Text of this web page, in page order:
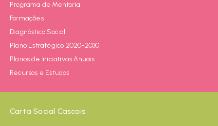
Programa de Mentoria
Formações
Diagnóstico Social
Plano Estratégico 2020-2030
Planos de Iniciativas Anuais
Recursos e Estudos
Carta Social Cascais